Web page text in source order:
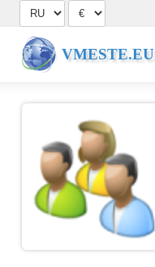
VMESTE.EU